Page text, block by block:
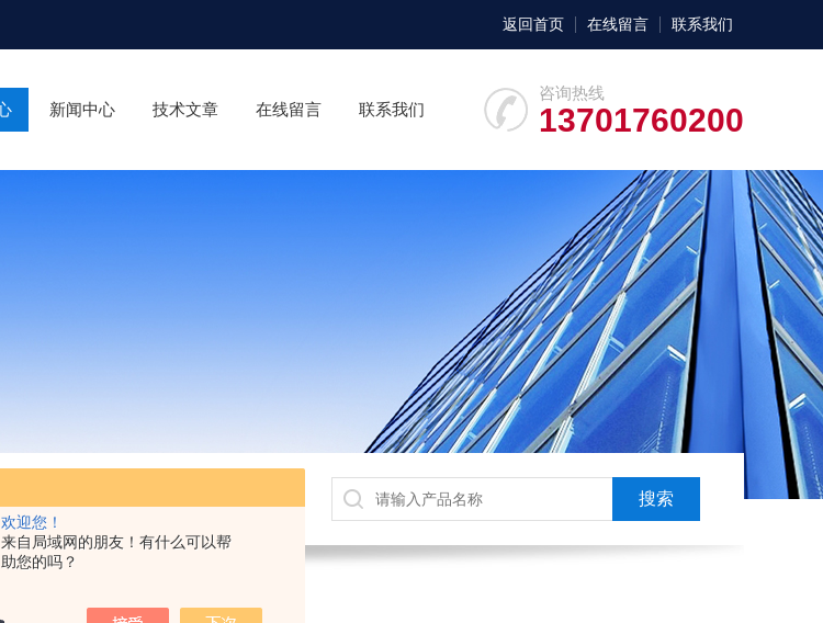
欢迎您！
来自局域网的朋友！有什么可以帮
助您的吗？
返回首页 在线留言 联系我们
咨询热线
13701760200
新闻中心 技术文章 在线留言 联系我们
保,实验室搬家,仪器培训